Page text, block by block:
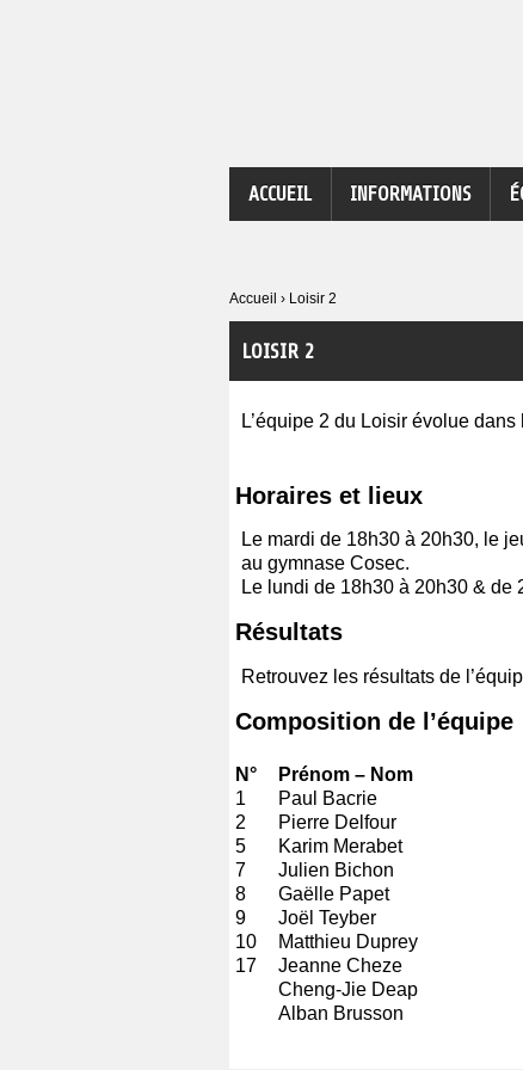
ACCUEIL INFORMATIONS
Accueil › Loisir 2
LOISIR 2
L’équipe 2 du Loisir évolue
Horaires et lieux
Le mardi de 18h30 à 20h30, le
au gymnase Cosec.
Le lundi de 18h30 à 20h30 & de
Résultats
Retrouvez les résultats de
Composition de l’équipe
N° Prénom – Nom
1
Paul Bacrie
2
Pierre Delfour
5
Karim Merabet
7
Julien Bichon
8
Gaëlle Papet
9
Joël Teyber
10
Matthieu Duprey
17
Jeanne Cheze
Cheng-Jie Deap
Alban Brusson